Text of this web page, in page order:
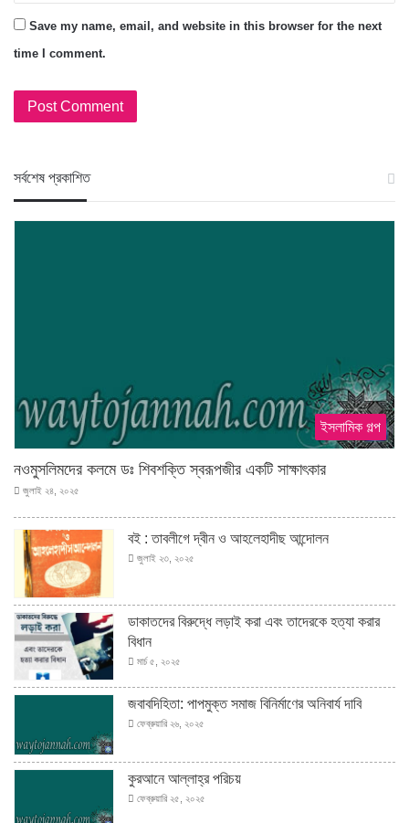
Save my name, email, and website in this browser for the next
time I comment.
স‍র্বশেষ প্রকাশিত
ইসলামিক গল্প
নওমুসলিমদের কলমে ডঃ শিবশক্তি স্বরূপজীর একটি সাক্ষাৎকার
জুলাই ২৪, ২০২৫
বই : তাবলীগে দ্বীন ও আহলেহাদীছ আন্দোলন
জুলাই ২৩, ২০২৫
ডাকাতদের বিরুদ্ধে লড়াই করা এবং তাদেরকে হত্যা করার
বিধান
মার্চ ৫, ২০২৫
জবাবদিহিতা: পাপমুক্ত সমাজ বিনির্মাণের অনিবার্য দাবি
ফেব্রুয়ারি ২৬, ২০২৫
কুরআনে আল্লাহ্‌র পরিচয়
ফেব্রুয়ারি ২৫, ২০২৫